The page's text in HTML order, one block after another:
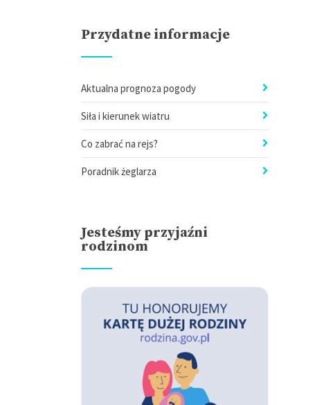
Przydatne informacje
Aktualna prognoza pogody
Siła i kierunek wiatru
Co zabrać na rejs?
Poradnik żeglarza
Jesteśmy przyjaźni
rodzinom